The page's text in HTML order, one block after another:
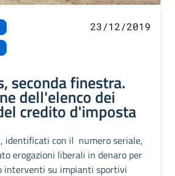
23/12/2019
seconda finestra.
dell'elenco dei
credito d'imposta
identificati con il numero seriale,
erogazioni liberali in denaro per
interventi su impianti sportivi